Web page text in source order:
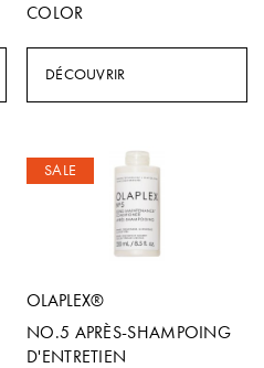
COLOR
DÉCOUVRIR
SALE
OLAPLEX®
NO.5 APRÈS-SHAMPOING
D'ENTRETIEN